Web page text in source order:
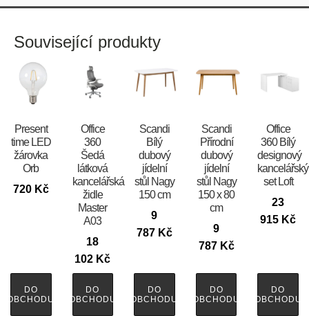
Související produkty
Present
time LED
žárovka
Orb
720 Kč
DO
OBCHODU
Office
360
Šedá
látková
kancelářská
židle
Master
A03
18
102 Kč
DO
OBCHODU
Scandi
Bílý
dubový
jídelní
stůl Nagy
150 cm
9
787 Kč
DO
OBCHODU
Scandi
Přírodní
dubový
jídelní
stůl Nagy
150 x 80
cm
9
787 Kč
DO
OBCHODU
Office
360 Bílý
designový
kancelářský
set Loft
23
915 Kč
DO
OBCHODU